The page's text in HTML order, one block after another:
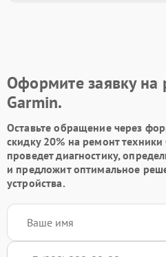
Оформите заявку на
Garmin.
Оставьте обращение через
скидку 20% на ремонт
проведет диагностику,
и предложит оптимальное
устройства.